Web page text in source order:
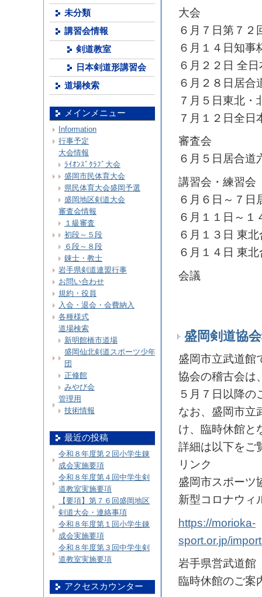
大会
６月７日第７２
６月１４日知事
６月２２日 全
６月２８日居合
７月５日東北
７月１２日全
審査会
６月５日居合道
講習会・練習会
６月６日～７日
６月１１日～１
６月１３日 東
６月１４日 東
会議
盛岡剣道協
盛岡市立武道館
協会の稽古会は
５月７日以降
なお、盛岡市立
け、臨時休館と
詳細は以下をご
リンク
盛岡市スポーツ
新型コロナウィ
https://morioka-
sport.or.jp/
岩手県営武道館
臨時休館のご案
未分類
講習会情報
剣道教室
日本剣道形講習会
道場検索
メインメニュー
Information
行事予定
大会情報
ﾗｲｵﾝｽﾞｸﾗﾌﾞ大会
盛岡市民体育大会
県民体育大会盛岡予選
盛岡地区剣道大会
審査会情報
１級審査
初段～５段
６段～８段
錬士・教士
岩手県剣道連盟行事
お問い合わせ
規約・役員
入会・退会・会費納入
各種様式
道場検索
新明館橋市道場
盛岡仙北剣道スポーツ少年
団
正修館
みやび会
管理用
技術情報
最近の投稿
令和８年度第２回小学生錬
成会実施要項
令和８年度第４回中学生剣
道教室実施要項
【要項】第７６回盛岡地区
剣道大会・連絡事項
令和８年度第１回小学生錬
成会実施要項
令和８年度第３回中学生剣
道教室実施要項
アクセスカウンター